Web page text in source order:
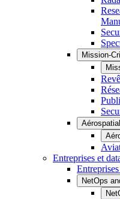
Mission-
Entreprises et
NetOps